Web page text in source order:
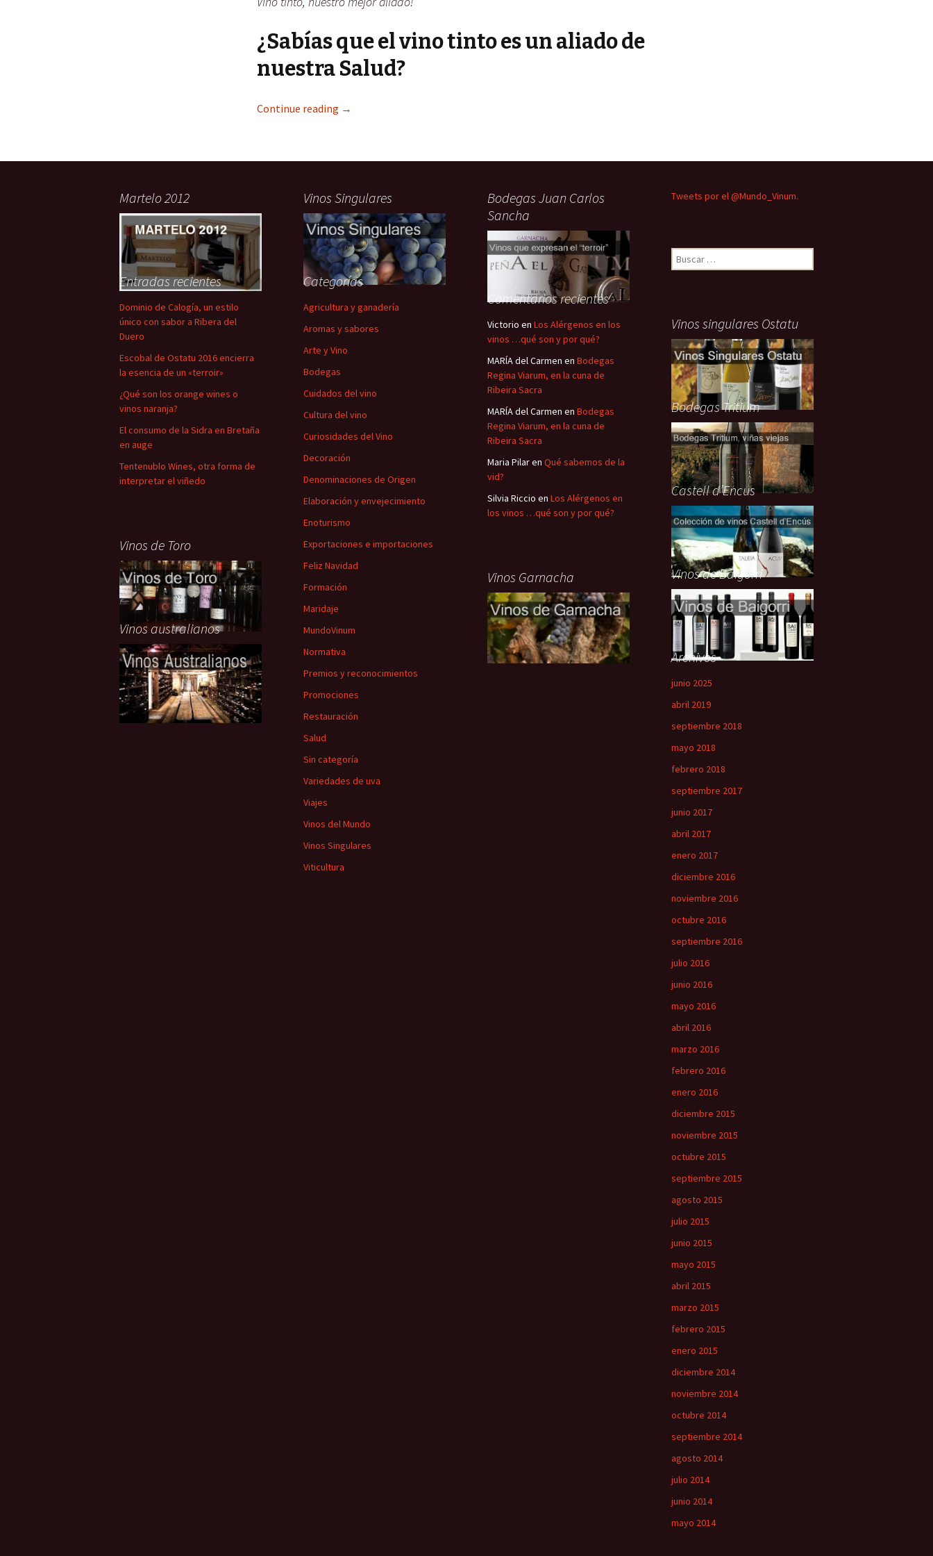
¿Sabías que el vino tinto es un aliado de
nuestra Salud?
Continue reading →
Martelo 2012 Vinos Singulares
Bodegas Juan Carlos
Sancha
Tweets por el @Mundo_Vinum.
Buscar:
Entradas recientes
Dominio de Calogía, un estilo
único con sabor a Ribera del
Duero
Escobal de Ostatu 2016 encierra
la esencia de un «terroir»
¿Qué son los orange wines o
vinos naranja?
El consumo de la Sidra en Bretaña
en auge
Tentenublo Wines, otra forma de
interpretar el viñedo
Categorías
Agricultura y ganadería
Aromas y sabores
Arte y Vino
Bodegas
Cuidados del vino
Cultura del vino
Curiosidades del Vino
Decoración
Denominaciones de Origen
Elaboración y envejecimiento
Enoturismo
Exportaciones e importaciones
Feliz Navidad
Formación
Maridaje
MundoVinum
Normativa
Premios y reconocimientos
Promociones
Restauración
Salud
Sin categoría
Variedades de uva
Viajes
Vinos del Mundo
Vinos Singulares
Viticultura
Comentarios recientes
Victorio en Los Alérgenos en los
vinos …qué son y por qué?
MARÍA del Carmen en Bodegas
Regina Viarum, en la cuna de
Ribeira Sacra
MARÍA del Carmen en Bodegas
Regina Viarum, en la cuna de
Ribeira Sacra
Maria Pilaren Qué sabemos de la
vid?
Silvia Riccio en Los Alérgenos en
los vinos …qué son y por qué?
Vinos singulares Ostatu
Bodegas Tritium
Castell d’Encus
Vinos de Toro
Vinos de Baigorri
Vinos Garnacha
Vinos australianos
Archivos
junio 2025
abril 2019
septiembre 2018
mayo 2018
febrero 2018
septiembre 2017
junio 2017
abril 2017
enero 2017
diciembre 2016
noviembre 2016
octubre 2016
septiembre 2016
julio 2016
junio 2016
mayo 2016
abril 2016
marzo 2016
febrero 2016
enero 2016
diciembre 2015
noviembre 2015
octubre 2015
septiembre 2015
agosto 2015
julio 2015
junio 2015
mayo 2015
abril 2015
marzo 2015
febrero 2015
enero 2015
diciembre 2014
noviembre 2014
octubre 2014
septiembre 2014
agosto 2014
julio 2014
junio 2014
mayo 2014